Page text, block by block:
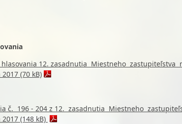
hlasovania 12. zasadnutia Miestneho
(70 kB)
č. 196 - 204 z 12. zasadnutia Miestneho
(148 kB)